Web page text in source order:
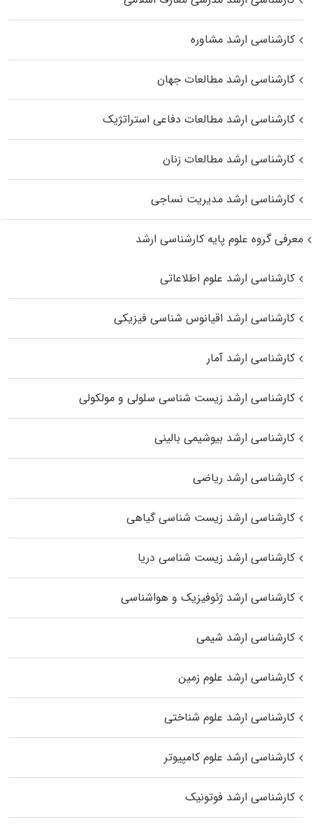
کارشناسی ارشد مشاوره
کارشناسی ارشد مطالعات جهان
کارشناسی ارشد مطالعات دفاعی استراتژیک
کارشناسی ارشد مطالعات زنان
کارشناسی ارشد مدیریت نساجی
معرفی گروه علوم پایه کارشناسی ارشد
کارشناسی ارشد علوم اطلاعاتی
کارشناسی ارشد اقیانوس‌ شناسی فیزیکی
کارشناسی ارشد آمار
کارشناسی ارشد زیست شناسی سلولی و مولکولی
کارشناسی ارشد بیوشیمی بالینی
کارشناسی ارشد ریاضی
کارشناسی ارشد زیست‌ شناسی گیاهی
کارشناسی ارشد زیست‌ شناسی دریا
کارشناسی ارشد ژئوفیزیک و هواشناسی
کارشناسی ارشد شیمی
کارشناسی ارشد علوم زمین
کارشناسی ارشد علوم شناختی
کارشناسی ارشد علوم کامپیوتر
کارشناسی ارشد فوتونیک